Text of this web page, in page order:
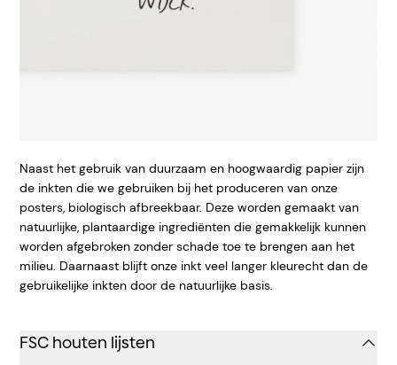
Naast het gebruik van duurzaam en hoogwaardig papier zijn
de inkten die we gebruiken bij het produceren van onze
posters, biologisch afbreekbaar. Deze worden gemaakt van
natuurlijke, plantaardige ingrediënten die gemakkelijk kunnen
worden afgebroken zonder schade toe te brengen aan het
milieu. Daarnaast blijft onze inkt veel langer kleurecht dan de
gebruikelijke inkten door de natuurlijke basis.
FSC houten lijsten